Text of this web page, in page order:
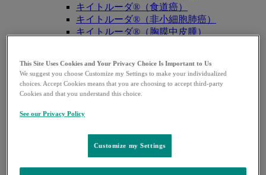
キイトルーダ®（食道癌）
キイトルーダ®（非小細胞肺癌）
キイトルーダ®（胸膜中皮腫）
キイトルーダ®（胃癌）
キイトルーダ®（胆道癌）
キイトルーダ®（腎細胞癌）
キイトルーダ®（子宮体癌）
キイトルーダ®（悪性黒色腫）
キイトルーダ®（古典的ホジキンリンパ
腫）
This Site Uses Cookies and Your Privacy Choice Is Important to Us
We suggest you choose Customize my Settings to make your individualized
choices. Accept Cookies means that you are choosing to accept third-party
Cookies and that you understand this choice.
See our Privacy Policy
Customize my Settings